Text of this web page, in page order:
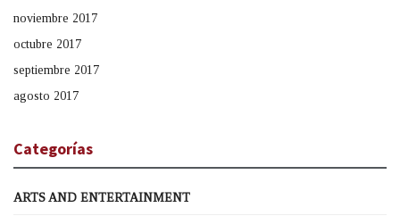
noviembre 2017
octubre 2017
septiembre 2017
agosto 2017
Categorías
ARTS AND ENTERTAINMENT